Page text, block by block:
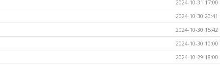
2024-10-31 17:00
2024-10-30 20:41
2024-10-30 15:42
2024-10-30 10:00
2024-10-29 18:00